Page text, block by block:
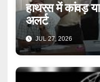
हाथरस में कांवड़
अलर्ट
JUL 27, 2026